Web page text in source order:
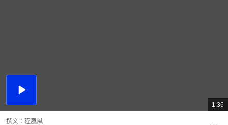
播
總
共
1:36
撰文： 程嵐風